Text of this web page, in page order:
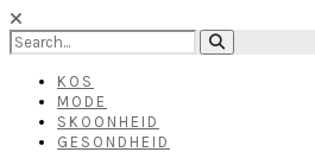
KOS
MODE
SKOONHEID
GESONDHEID